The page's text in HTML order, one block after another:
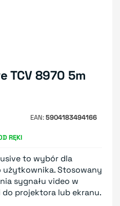
TCV 8970 5m
EAN 5904183494166
RĘKI
to wybór dla
użytkownika. Stosowany
sygnału video w
projektora lub ekranu.